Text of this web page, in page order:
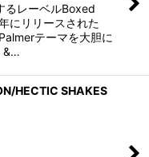
るレーベルBoxed
にリリースされた
テーマを大胆に
&…
HECTIC SHAKES